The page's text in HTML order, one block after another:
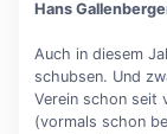
Hans
Auch in diesem
schubsen. Und
Verein schon seit
(vormals schon